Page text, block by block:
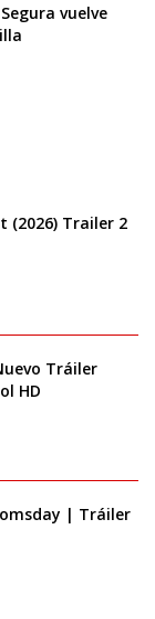
vuelve
(2026) Trailer 2
Tráiler
HD
| Tráiler